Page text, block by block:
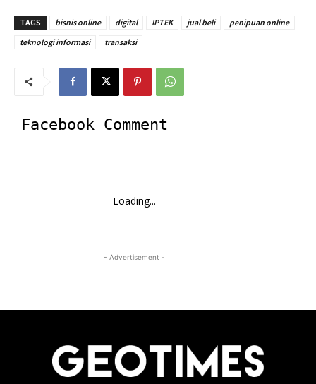
TAGS bisnis online digital IPTEK jual beli
penipuan online
teknologi informasi
transaksi
Facebook Comment
Loading...
- Advertisement -